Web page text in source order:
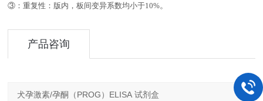
③：重复性：版内，板间变异系数均小于10%。
产品咨询